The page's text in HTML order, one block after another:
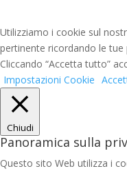
Utilizziamo i cookie sul
pertinente ricordando le
Cliccando “Accetta tutto”
Impostazioni Cookie
Chiudi
Panoramica sulla
Questo sito Web utilizza i